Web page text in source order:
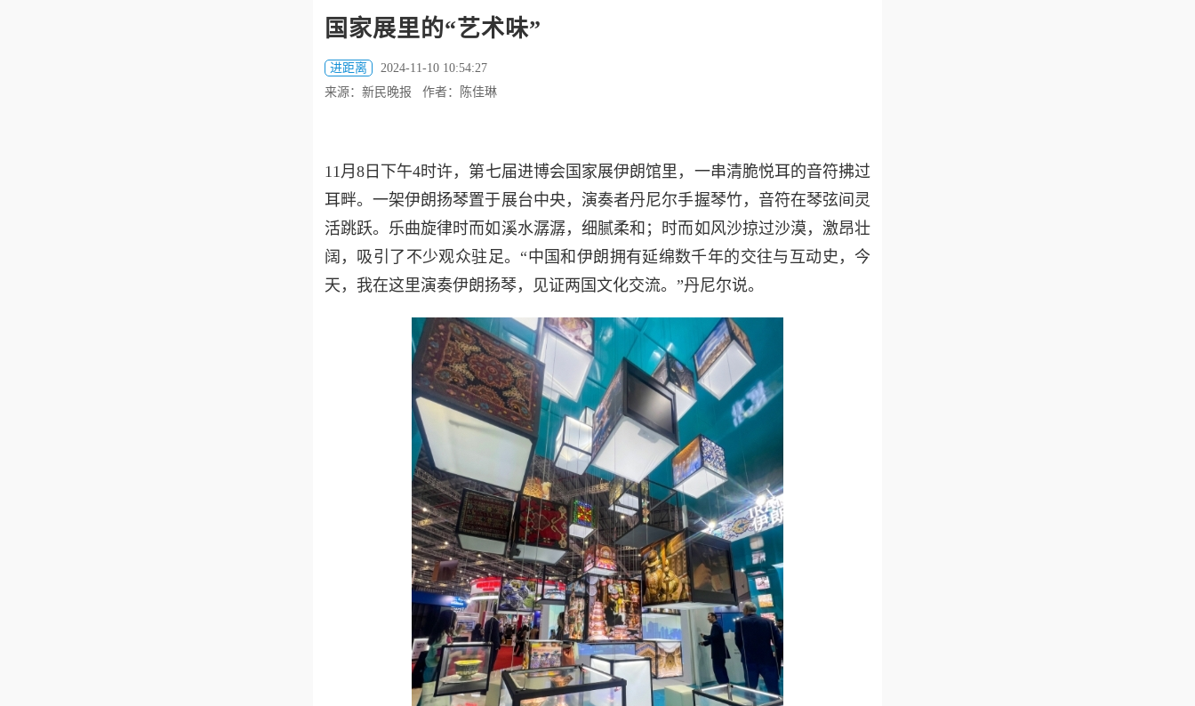
国家展里的“艺术味”
进距离
2024-11-10 10:54:27
来源：新民晚报 作者：陈佳琳
11月8日下午4时许，第七届进博会国家展伊朗馆里，一串清脆悦耳的音符拂过
耳畔。一架伊朗扬琴置于展台中央，演奏者丹尼尔手握琴竹，音符在琴弦间灵
活跳跃。乐曲旋律时而如溪水潺潺，细腻柔和；时而如风沙掠过沙漠，激昂壮
阔，吸引了不少观众驻足。“中国和伊朗拥有延绵数千年的交往与互动史，今
天，我在这里演奏伊朗扬琴，见证两国文化交流。”丹尼尔说。